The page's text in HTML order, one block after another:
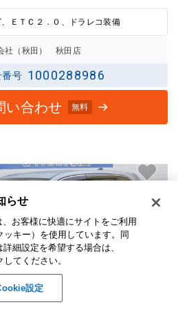
ＥＴＣ２．０、ドラレコ装備
社（秋田） 秋田店
番号 1000288986
い合わせ 無料
らせ​
お客様に快適にサイトをご利用
キー）を使用しています。​ 同
細設定を希望する場合は、
してください。​
設定